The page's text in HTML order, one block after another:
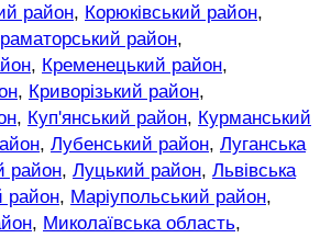
район, Корюківський район,
район,
, Кременецький район,
, Криворізький район,
, Куп'янський район, Курманський
, Лубенський район, Луганська
район, Луцький район, Львівська
район, Маріупольський район,
, Миколаївська область,